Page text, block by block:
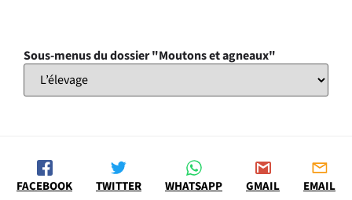
Sous-menus du dossier "Moutons et agneaux"
FACEBOOK TWITTER WHATSAPP GMAIL EMAIL